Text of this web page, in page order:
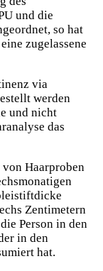
und die
so hat
zugelassene
via
werden
und nicht
das
Haarproben
Zentimetern
Person in den
in den
hat.